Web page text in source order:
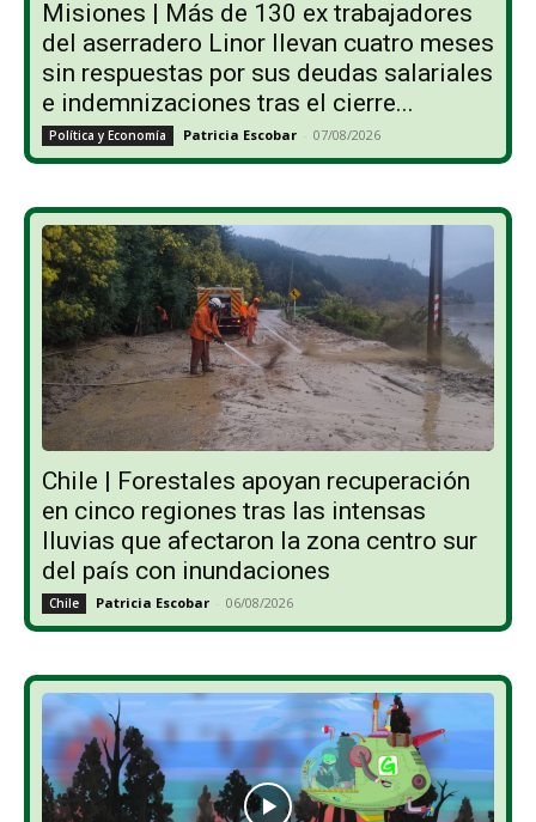
Misiones | Más de 130 ex trabajadores
del aserradero Linor llevan cuatro meses
sin respuestas por sus deudas salariales
e indemnizaciones tras el cierre...
Política y Economía Patricia Escobar - 07/08/2026
Chile | Forestales apoyan recuperación
en cinco regiones tras las intensas
lluvias que afectaron la zona centro sur
del país con inundaciones
Chile Patricia Escobar - 06/08/2026